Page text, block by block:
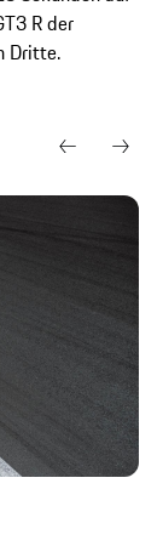
R der
Dritte.